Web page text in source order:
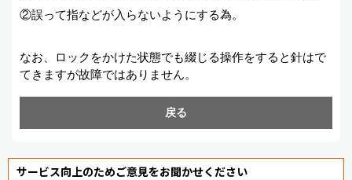
②誤って指などが入らないようにする為。
なお、ロックをかけた状態でも綴じる操作をすると針はで
てきますが故障ではありません。
戻る
サービス向上のためご意見をお聞かせください